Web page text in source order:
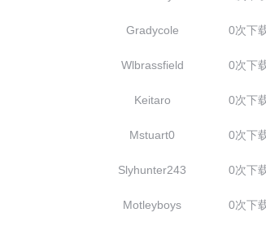
Gradycole 0次下
Wlbrassfield 0次下
Keitaro 0次下
Mstuart0 0次下
Slyhunter243 0次下
Motleyboys 0次下